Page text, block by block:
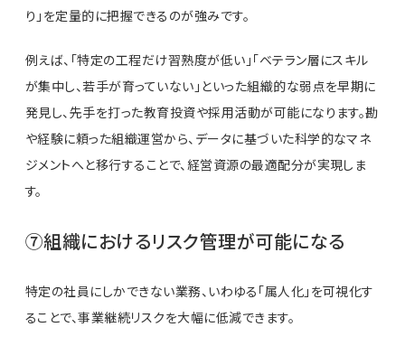
り」を定量的に把握できるのが強みです。
例えば、「特定の工程だけ習熟度が低い」「ベテラン層にスキル
が集中し、若手が育っていない」といった組織的な弱点を早期に
発見し、先手を打った教育投資や採用活動が可能になります。勘
や経験に頼った組織運営から、データに基づいた科学的なマネ
ジメントへと移行することで、経営資源の最適配分が実現しま
す。
⑦組織におけるリスク管理が可能になる
特定の社員にしかできない業務、いわゆる「属人化」を可視化す
ることで、事業継続リスクを大幅に低減できます。